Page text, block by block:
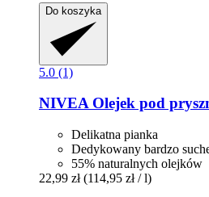
Do koszyka
5.0 (1)
NIVEAOlejek pod
Delikatna pianka
Dedykowany bardzo
55% naturalnych olejków
22,99 zł (114,95 zł / l)